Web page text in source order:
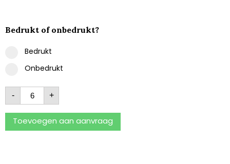
Bedrukt of onbedrukt?
Bedrukt
Onbedrukt
- +
Toevoegen aan aanvraag